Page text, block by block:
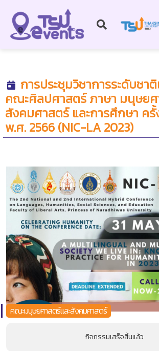
การประชุมวิชาการระดับชา
คณะศิลปศาสตร์ ภาษา มนุษย
สังคมศาสตร์ และการศึกษา ครั้
พ.ศ. 2566 (NIC-LA 2023)
คณะมนุษยศาสตร์และสังคมศาสตร์
กิจกรรมเสร็จสิ้นแล้ว